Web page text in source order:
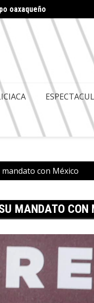
oaxaqueño
con México
MANDATO CON